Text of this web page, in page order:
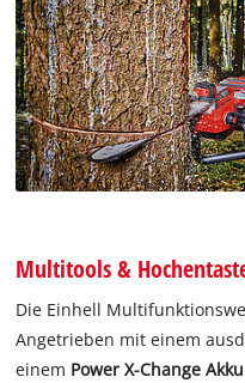
Multitools &
Die Einhell
Angetrieben mit einem
einem Power X-Change Akku